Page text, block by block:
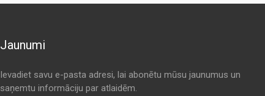
Jaunumi
Ievadiet savu e-pasta adresi, lai abonētu mūsu jaunumus un
saņemtu informāciju par atlaidēm.